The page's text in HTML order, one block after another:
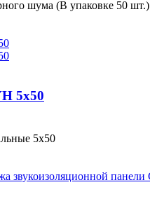
шума (В упаковке 50 шт.)
5х50
5х50